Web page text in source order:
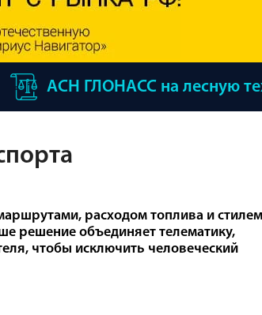
АСН ГЛОНАСС на лесную
расходом топлива и стилем
решение объединяет телематику,
чтобы исключить человеческий